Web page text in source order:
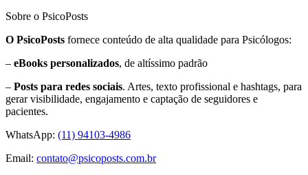
Sobre o PsicoPosts
O PsicoPosts fornece conteúdo de alta qualidade para Psicólogos:
– eBooks personalizados, de altíssimo padrão
– Posts para redes sociais. Artes, texto profissional e hashtags, para
gerar visibilidade, engajamento e captação de seguidores e
pacientes.
WhatsApp: (11) 94103-4986
Email: contato@psicoposts.com.br